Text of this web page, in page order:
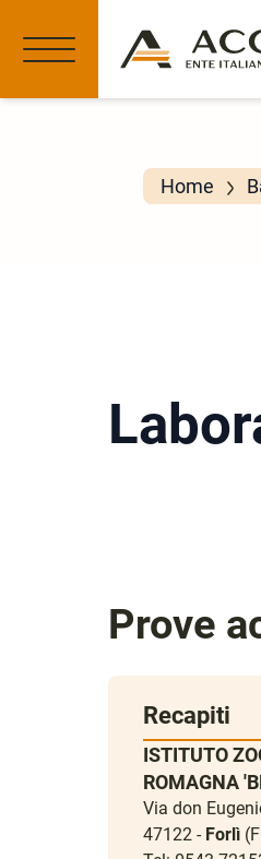
Home
Prove
Recapiti
ISTITUTO
ROMAGNA
Via don
47122 - Forlì